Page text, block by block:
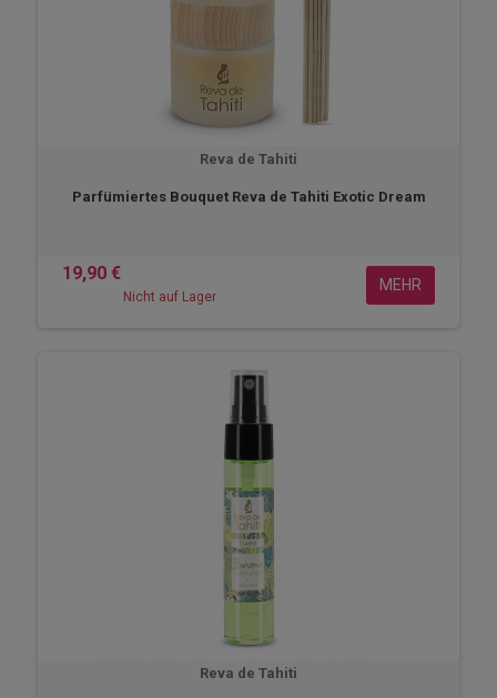
Reva de Tahiti
Parfümiertes Bouquet Reva de Tahiti Exotic Dream
19,90 €
Nicht auf Lager
MEHR
Reva de Tahiti